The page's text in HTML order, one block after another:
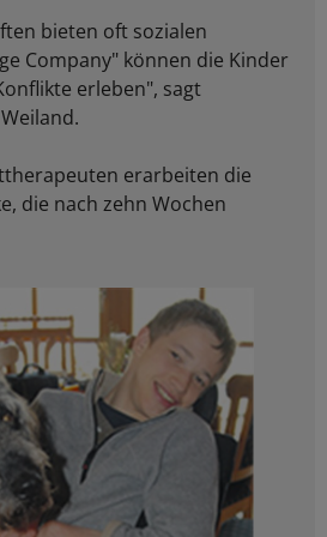
bieten oft sozialen
Company" können die Kinder
erleben", sagt
erarbeiten die
die nach zehn Wochen